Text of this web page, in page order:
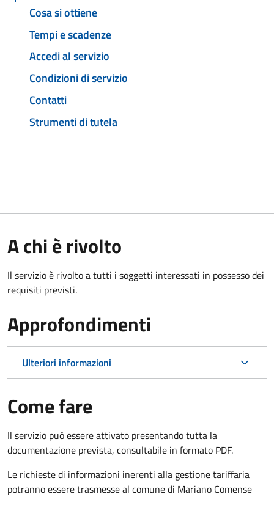
Cosa si ottiene
Tempi e scadenze
Accedi al servizio
Condizioni di servizio
Contatti
Strumenti di tutela
A chi è rivolto
Il servizio è rivolto a tutti i soggetti interessati in possesso dei
requisiti previsti.
Approfondimenti
Ulteriori informazioni
Come fare
Il servizio può essere attivato presentando tutta la
documentazione prevista, consultabile in formato PDF.
Le richieste di informazioni inerenti alla gestione tariffaria
potranno essere trasmesse al comune di Mariano Comense